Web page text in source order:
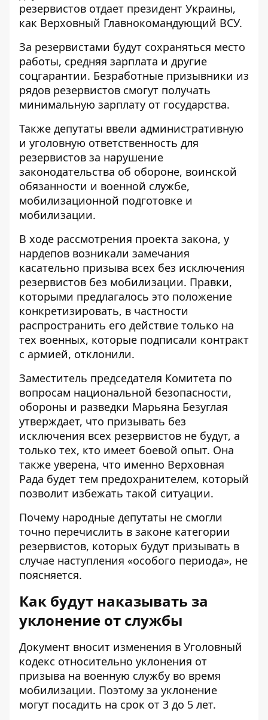
резервистов отдает президент Украины,
как Верховный Главнокомандующий ВСУ.
За резервистами будут сохраняться место
работы, средняя зарплата и другие
соцгарантии. Безработные призывники из
рядов резервистов смогут получать
минимальную зарплату от государства.
Также депутаты ввели административную
и уголовную ответственность для
резервистов за нарушение
законодательства об обороне, воинской
обязанности и военной службе,
мобилизационной подготовке и
мобилизации.
В ходе рассмотрения проекта закона, у
нардепов возникали замечания
касательно призыва всех без исключения
резервистов без мобилизации. Правки,
которыми предлагалось это положение
конкретизировать, в частности
распространить его действие только на
тех военных, которые подписали контракт
с армией, отклонили.
Заместитель председателя Комитета по
вопросам национальной безопасности,
обороны и разведки Марьяна Безуглая
утверждает, что призывать без
исключения всех резервистов не будут, а
только тех, кто имеет боевой опыт. Она
также уверена, что именно Верховная
Рада будет тем предохранителем, который
позволит избежать такой ситуации.
Почему народные депутаты не смогли
точно перечислить в законе категории
резервистов, которых будут призывать в
случае наступления «особого периода», не
поясняется.
Как будут наказывать за
уклонение от службы
Документ вносит изменения в Уголовный
кодекс относительно уклонения от
призыва на военную службу во время
мобилизации. Поэтому за уклонение
могут посадить на срок от 3 до 5 лет.